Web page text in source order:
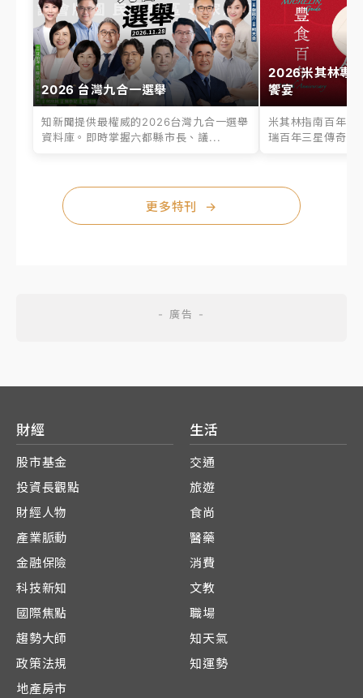
2026 台灣九合一選舉
知新聞提供最權威的2026台灣九合一選舉
資料庫。即時掌握六都縣市長、議...
2026米其林專
饗宴
米其林指南百年之
瑞百年三星傳奇、
更多特刊 →
財經
股市基金
投資長觀點
財經人物
產業脈動
金融保險
科技新知
國際焦點
趨勢大師
政策法規
地產房市
生活
交通
旅遊
食尚
醫藥
消費
文教
職場
知天氣
知運勢